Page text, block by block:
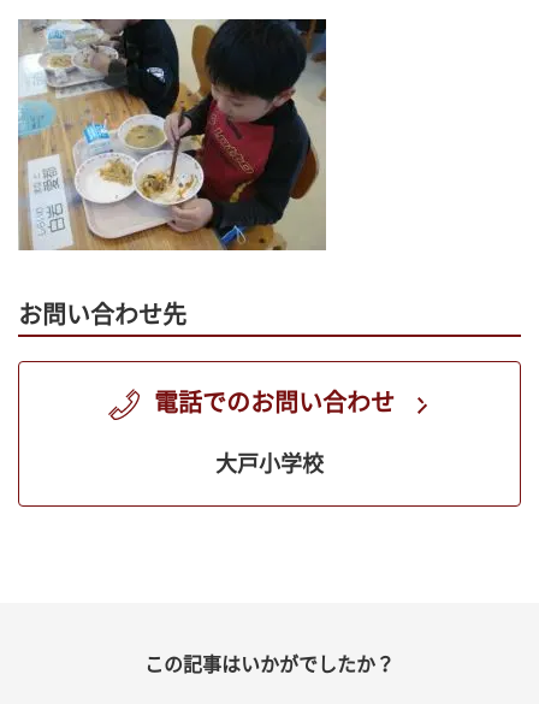
お問い合わせ先
電話でのお問い合わせ
大戸小学校
この記事はいかがでしたか？